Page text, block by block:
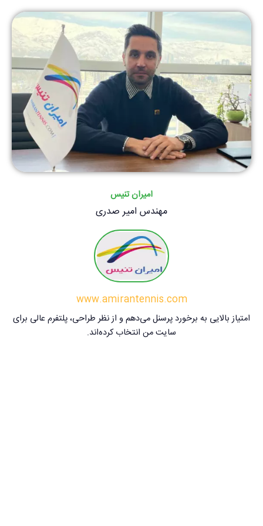
امیران تنیس
مهندس امیر صدری
www.amirantennis.com
امتیاز بالایی به برخورد پرسنل می‌دهم و از نظر طراحی، پلتفرم عالی برای
سایت من انتخاب کرده‌اند.